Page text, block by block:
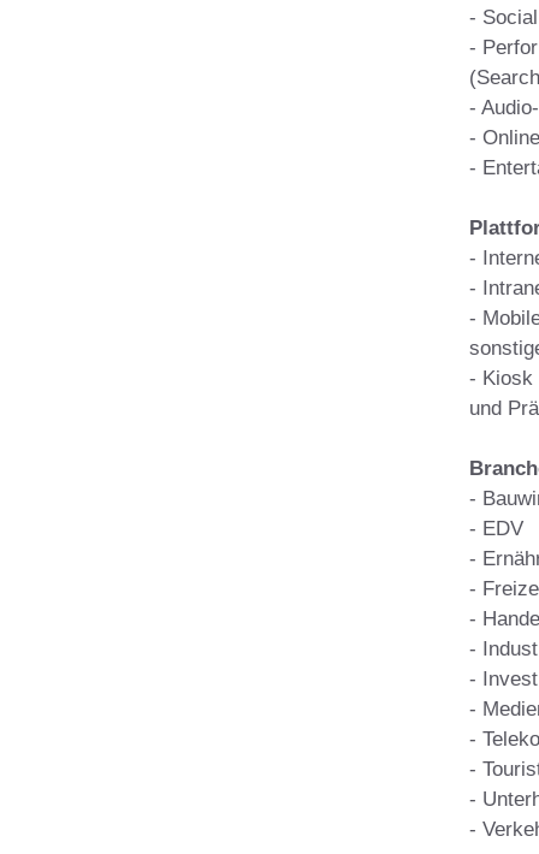
-
-
-
-
-
-
-
-
- Kiosk
und
-
- EDV
-
-
-
-
-
-
-
-
-
-